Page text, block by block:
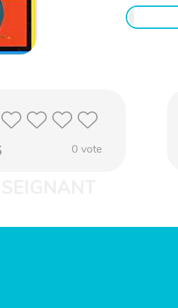
0 vote